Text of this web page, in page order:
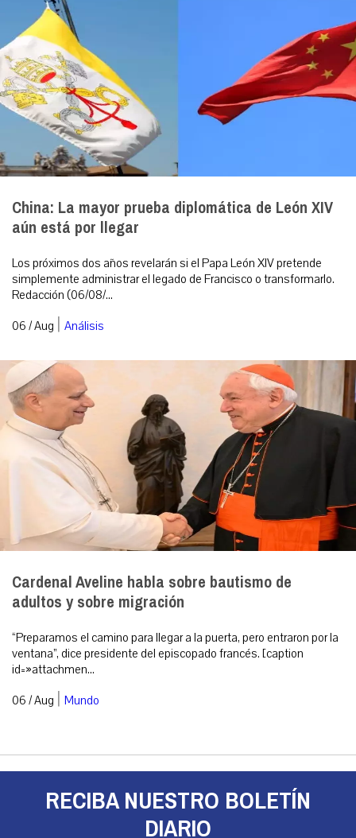
China: La mayor prueba diplomática de León XIV
aún está por llegar
Los próximos dos años revelarán si el Papa León XIV pretende
simplemente administrar el legado de Francisco o transformarlo.
Redacción (06/08/...
06 / Aug | Análisis
Cardenal Aveline habla sobre bautismo de
adultos y sobre migración
“Preparamos el camino para llegar a la puerta, pero entraron por la
ventana”, dice presidente del episcopado francés. [caption
id=»attachmen...
06 / Aug | Mundo
RECIBA NUESTRO BOLETÍN
DIARIO